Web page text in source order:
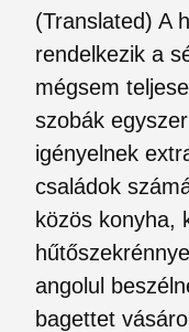
(Translated) A
rendelkezik a
mégsem
szobák
igényelnek
családok
közös konyha,
angolul
bagettet